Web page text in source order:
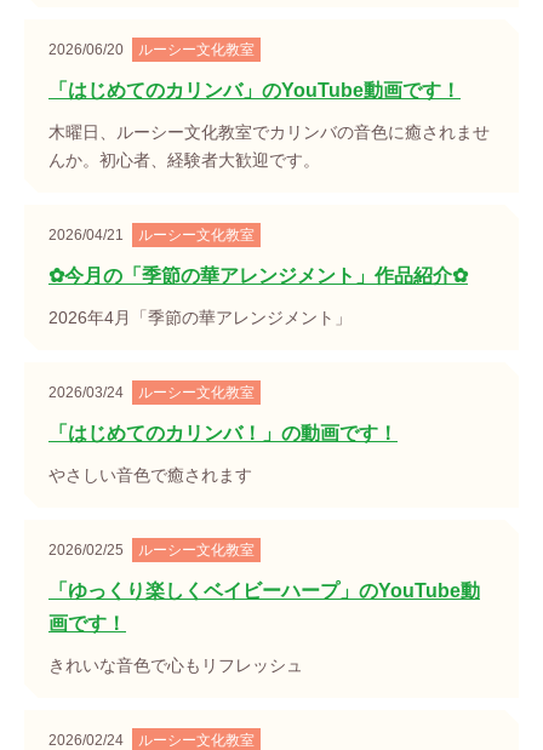
2026/06/20 ルーシー文化教室
「はじめてのカリンバ」のYouTube動画です！
木曜日、ルーシー文化教室でカリンバの音色に癒されませ
んか。初心者、経験者大歓迎です。
2026/04/21 ルーシー文化教室
✿今月の「季節の華アレンジメント」作品紹介✿
2026年4月「季節の華アレンジメント」
2026/03/24 ルーシー文化教室
「はじめてのカリンバ！」の動画です！
やさしい音色で癒されます
2026/02/25 ルーシー文化教室
「ゆっくり楽しくベイビーハープ」のYouTube動
画です！
きれいな音色で心もリフレッシュ
2026/02/24 ルーシー文化教室